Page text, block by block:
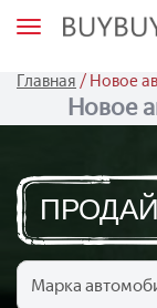
М
ю
Главная / Новое
Новое